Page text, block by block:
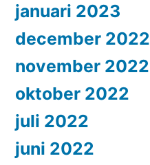
januari 2023
december 2022
november 2022
oktober 2022
juli 2022
juni 2022